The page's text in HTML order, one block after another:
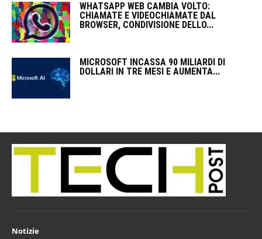
WHATSAPP WEB CAMBIA VOLTO:
CHIAMATE E VIDEOCHIAMATE DAL
BROWSER, CONDIVISIONE DELLO...
MICROSOFT INCASSA 90 MILIARDI DI
DOLLARI IN TRE MESI E AUMENTA...
Notizie